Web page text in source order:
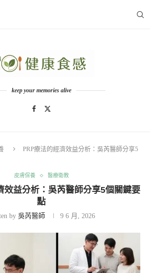
keep your memories alive
PRP療法的經濟效益分析：吳芮醫師分享5
皮膚保養 醫療衛教
效益分析：吳芮醫師分享5個關鍵要
點
by 吳芮醫師 9 6 月, 2026